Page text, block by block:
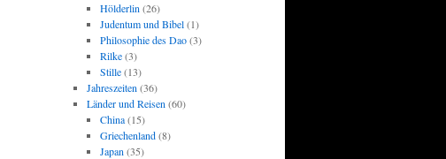
Hölderlin (26)
Judentum und Bibel(1)
Philosophie des Dao(3)
Rilke(3)
Stille(13)
Jahreszeiten (36)
Länder und Reisen (60)
China(15)
Griechenland(8)
Japan (35)